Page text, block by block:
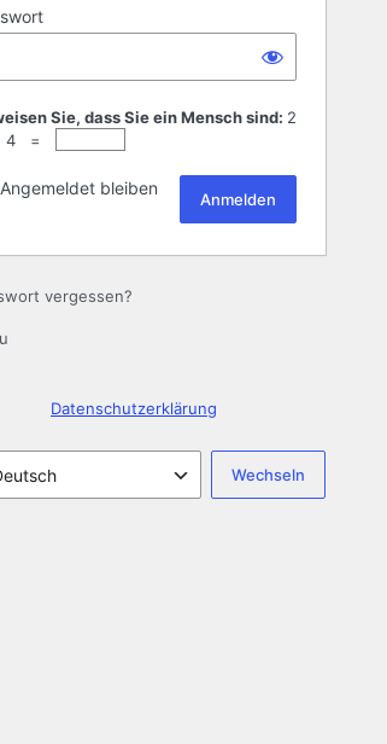
Sie, dass Sie ein Mensch sind: 2
4 =
Angemeldet bleiben
vergessen?
Datenschutzerklärung